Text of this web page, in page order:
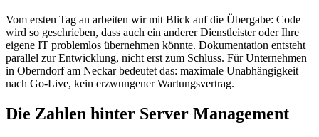
Vom ersten Tag an arbeiten wir mit Blick auf die Übergabe: Code
wird so geschrieben, dass auch ein anderer Dienstleister oder Ihre
eigene IT problemlos übernehmen könnte. Dokumentation entsteht
parallel zur Entwicklung, nicht erst zum Schluss. Für Unternehmen
in Oberndorf am Neckar bedeutet das: maximale Unabhängigkeit
nach Go-Live, kein erzwungener Wartungsvertrag.
Die Zahlen hinter Server Management